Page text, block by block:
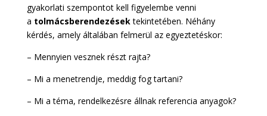
gyakorlati szempontot kell figyelembe venni
a tolmácsberendezésektekintetében. Néhány
kérdés, amely általában felmerül az egyeztetéskor:
– Mennyien vesznek részt rajta?
– Mi a menetrendje, meddig fog tartani?
– Mi a téma, rendelkezésre állnak referencia anyagok?